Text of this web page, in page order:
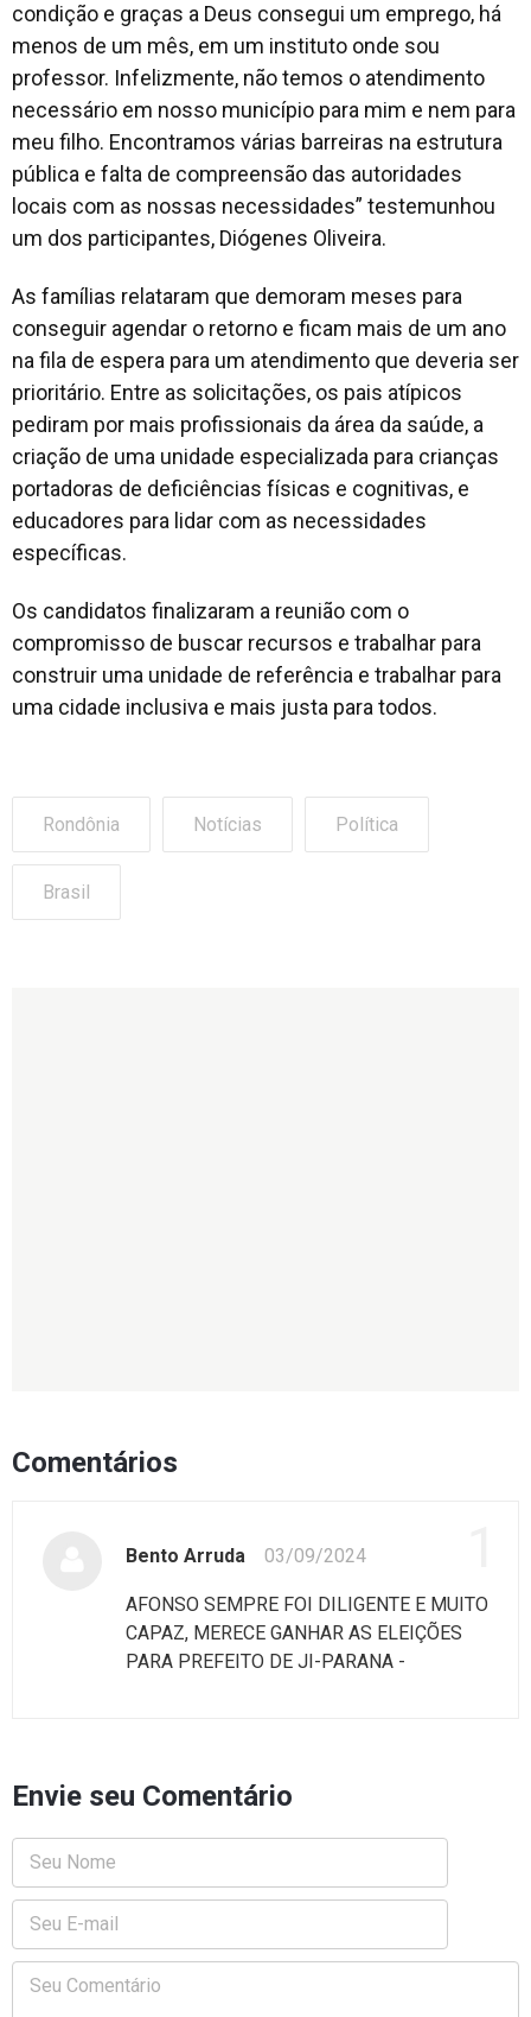
condição e graças a Deus consegui um emprego, há
menos de um mês, em um instituto onde sou
professor. Infelizmente, não temos o atendimento
necessário em nosso município para mim e nem para
meu filho. Encontramos várias barreiras na estrutura
pública e falta de compreensão das autoridades
locais com as nossas necessidades” testemunhou
um dos participantes, Diógenes Oliveira.
As famílias relataram que demoram meses para
conseguir agendar o retorno e ficam mais de um ano
na fila de espera para um atendimento que deveria ser
prioritário. Entre as solicitações, os pais atípicos
pediram por mais profissionais da área da saúde, a
criação de uma unidade especializada para crianças
portadoras de deficiências físicas e cognitivas, e
educadores para lidar com as necessidades
específicas.
Os candidatos finalizaram a reunião com o
compromisso de buscar recursos e trabalhar para
construir uma unidade de referência e trabalhar para
uma cidade inclusiva e mais justa para todos.
Rondônia Notícias Política
Brasil
Comentários
Bento Arruda 03/09/2024
AFONSO SEMPRE FOI DILIGENTE E MUITO
CAPAZ, MERECE GANHAR AS ELEIÇÕES
PARA PREFEITO DE JI-PARANA -
Envie seu Comentário